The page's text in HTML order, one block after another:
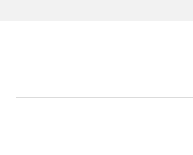
الهيكل